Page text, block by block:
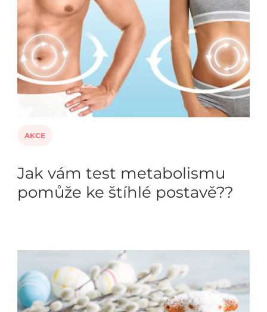
AKCE
Jak vám test metabolismu
pomůže ke štíhlé postavě??